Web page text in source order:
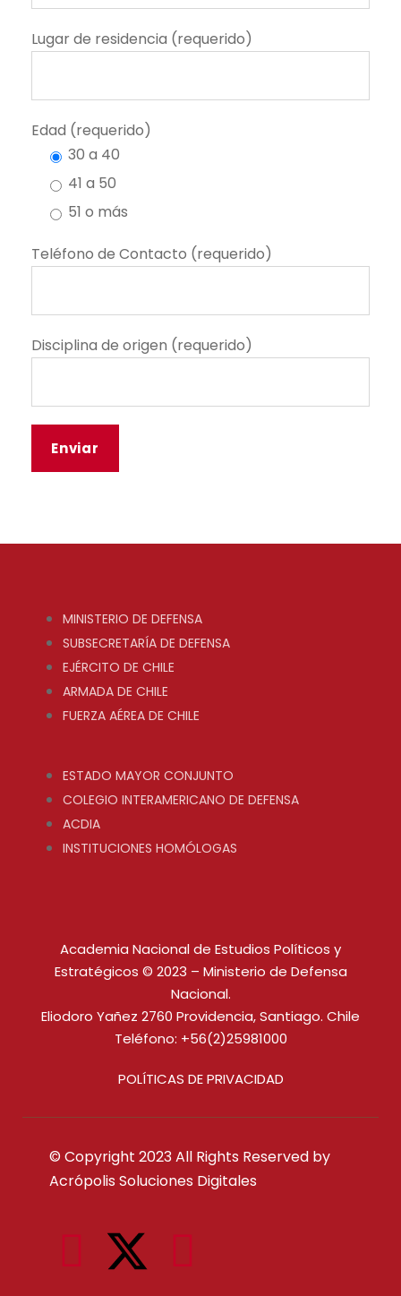
Lugar de residencia (requerido)
Edad (requerido)
30 a 40
41 a 50
51 o más
Teléfono de Contacto (requerido)
Disciplina de origen (requerido)
MINISTERIO DE DEFENSA
SUBSECRETARÍA DE DEFENSA
EJÉRCITO DE CHILE
ARMADA DE CHILE
FUERZA AÉREA DE CHILE
ESTADO MAYOR CONJUNTO
COLEGIO INTERAMERICANO DE DEFENSA
ACDIA
INSTITUCIONES HOMÓLOGAS
Academia Nacional de Estudios Políticos y
Estratégicos © 2023 – Ministerio de Defensa
Nacional.
Eliodoro Yañez 2760 Providencia, Santiago. Chile
Teléfono: +56(2)25981000
POLÍTICAS DE PRIVACIDAD
© Copyright 2023 All Rights Reserved by
Acrópolis Soluciones Digitales